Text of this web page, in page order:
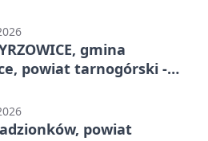
gmina
powiat tarnogórski -
powiat